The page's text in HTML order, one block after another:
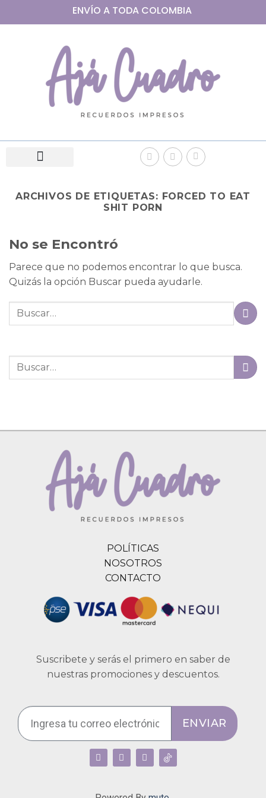
ENVÍO A TODA COLOMBIA
ARCHIVOS DE ETIQUETAS: FORCED TO EAT
SHIT PORN
No se Encontró
Parece que no podemos encontrar lo que busca.
Quizás la opción Buscar pueda ayudarle.
POLÍTICAS
NOSOTROS
CONTACTO
Suscribete y serás el primero en saber de
nuestras promociones y descuentos.
ENVIAR